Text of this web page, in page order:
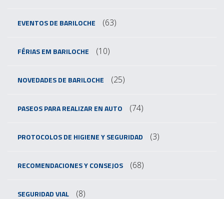
EVENTOS DE BARILOCHE (63)
FÉRIAS EM BARILOCHE (10)
NOVEDADES DE BARILOCHE (25)
PASEOS PARA REALIZAR EN AUTO (74)
PROTOCOLOS DE HIGIENE Y SEGURIDAD (3)
RECOMENDACIONES Y CONSEJOS (68)
SEGURIDAD VIAL (8)